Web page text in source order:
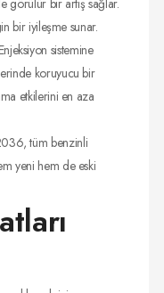
görülür bir artış sağlar.
bir iyileşme sunar.
sistemine
koruyucu bir
etkilerini en aza
tüm benzinli
yeni hem de eski